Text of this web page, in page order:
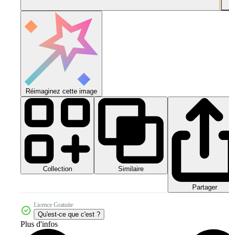
Réimaginez cette image
Collection Similaire
Partager
Licence Gratuite
Qu'est-ce que c'est ?
Plus d'infos